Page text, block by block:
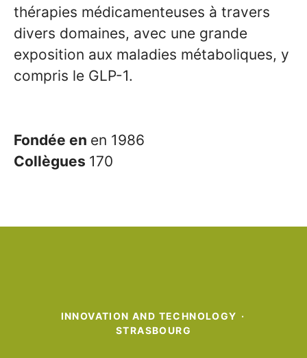
thérapies médicamenteuses à travers
divers domaines, avec une grande
exposition aux maladies métaboliques, y
compris le GLP-1.
Fondée en en 1986
Collègues 170
INNOVATION AND TECHNOLOGY ·
STRASBOURG